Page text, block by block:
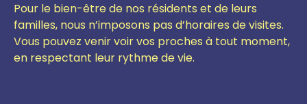
Pour le bien-être de nos résidents et de leurs
familles, nous n’imposons pas d’horaires de visites.
Vous pouvez venir voir vos proches à tout moment,
en respectant leur rythme de vie.